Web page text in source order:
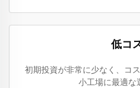
低コ
初期投資が非常に少なく、コ
小工場に最適な